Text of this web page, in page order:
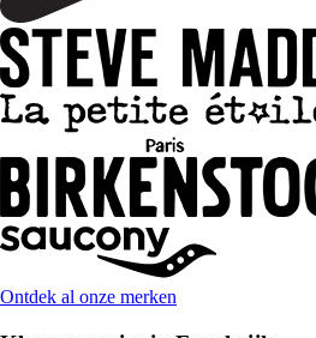
Ontdek al onze merken